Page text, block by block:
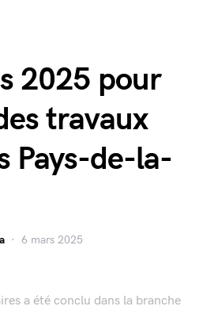
2025 pour
travaux
Pays-de-la-
6 mars 2025
a été conclu dans la branche